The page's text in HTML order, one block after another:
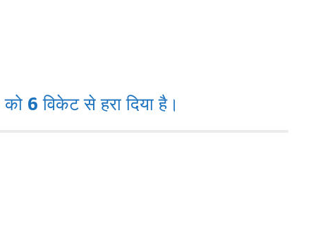
विकेट से हरा दिया है।